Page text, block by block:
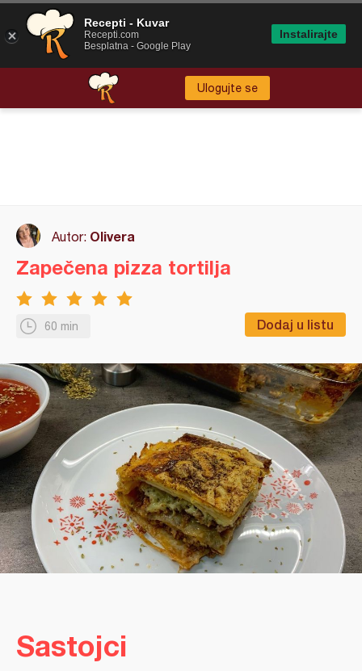
Ulogujte se
Autor: Olivera
60 min Dodaj u listu
Zapečena pizza tortilja
Sastojci
Recepti - Kuvar
Recepti.com
Besplatna - Google Play
Instalirajte